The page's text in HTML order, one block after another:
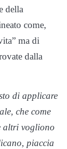
della
come,
ma di
dalla
di applicare
che come
altri vogliono
piaccia